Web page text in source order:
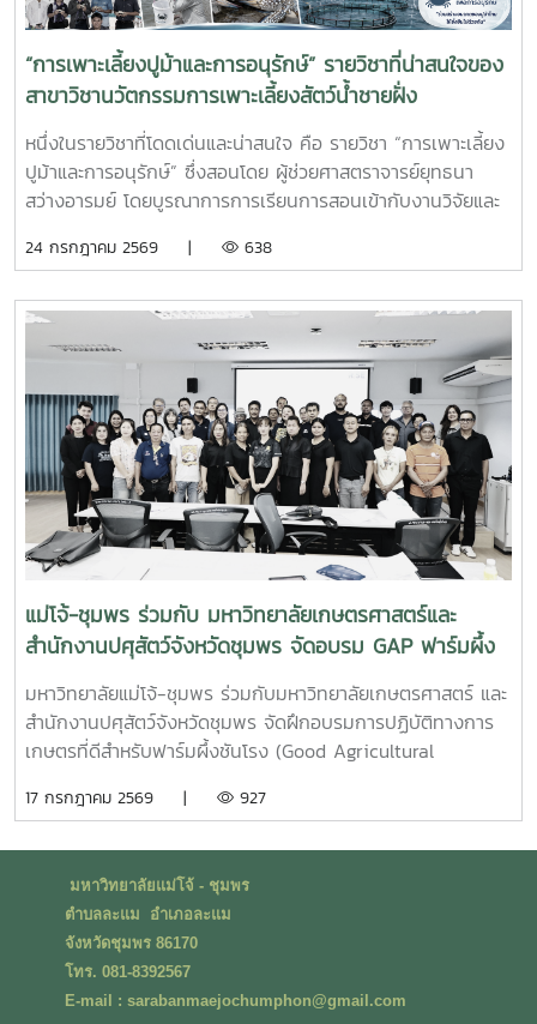
“การเพาะเลี้ยงปูม้าและการอนุรักษ์” รายวิชาที่น่าสนใจของ
สาขาวิชานวัตกรรมการเพาะเลี้ยงสัตว์น้ำชายฝั่ง
หนึ่งในรายวิชาที่โดดเด่นและน่าสนใจ คือ รายวิชา “การเพาะเลี้ยง
ปูม้าและการอนุรักษ์” ซึ่งสอนโดย ผู้ช่วยศาสตราจารย์ยุทธนา
สว่างอารมย์ โดยบูรณาการการเรียนการสอนเข้ากับงานวิจัยและ
และภาคปฏิบัติ ตั้งแต่ชีววิทยาและวงจรชีวิตของปูม้า การเพาะ
และการฟื้นฟูทรัพยากรปูม้าในพื้นที่ชายฝั่งนักศึกษาจะได้ลงพื้นที่
ปฏิบัติงานจริง ร่วมศึกษาวิจัยและทำกิจกรรมบริการวิชาการกับ
ชุมชน ภาคีเครือข่าย และหน่วยงานที่เกี่ยวข้อง เพื่อแลกเปลี่ยน
องค์ความรู้และร่วมกันพัฒนาแนวทางการอนุรักษ์ทรัพยากรทาง
ทะเล อันเป็นการสร้างประสบการณ์การเรียนรู้จากสถานการณ์
จริง พร้อมปลูกฝังความรับผิดชอบต่อสังคมและสิ่งแวดล้อม
24 กรกฎาคม 2569 | 638
แม่โจ้-ชุมพร ร่วมกับ มหาวิทยาลัยเกษตรศาสตร์และ
สำนักงานปศุสัตว์จังหวัดชุมพร จัดอบรม GAP ฟาร์มผึ้ง
ชันโรง ยกระดับมาตรฐานการเลี้ยงสู่การพัฒนาเศรษฐกิจ
ชุมชนอย่างยั่งยืน
มหาวิทยาลัยแม่โจ้-ชุมพร ร่วมกับมหาวิทยาลัยเกษตรศาสตร์ และ
สำนักงานปศุสัตว์จังหวัดชุมพร จัดฝึกอบรมการปฏิบัติทางการ
เกษตรที่ดีสำหรับฟาร์มผึ้งชันโรง (Good Agricultural
กรกฎาคม พ.ศ. 2569 ณ ห้องประชุมชั้นดาดฟ้า อาคารบุญรอด
อบรม และอาจารย์วีรชัย เพชรสุทธิ์ รองคณบดีฝ่ายวิชาการ วิจัย
และบริการวิชาการ กล่าวต้อนรับผู้เข้าร่วมอบรม โดยได้รับเกียรติ
จากวิทยากรผู้ทรงคุณวุฒิจากสำนักงานปศุสัตว์เขต 8 จังหวัด
สุราษฎร์ธานี นำโดย น.สพ.วิสูตร นวลขาว ผู้อำนวยการส่วน
มาตรฐานการปศุสัตว์ และนางสาวมนธิยารัตน์ สังฆะโณ นัก
17 กรกฎาคม 2569 | 927
มหาวิทยาลัยแม่โจ้ - ชุมพร
ตำบลละแม อำเภอละแม
จังหวัดชุมพร 86170
โทร. 081-8392567
E-mail : sarabanmaejochumphon@gmail.com